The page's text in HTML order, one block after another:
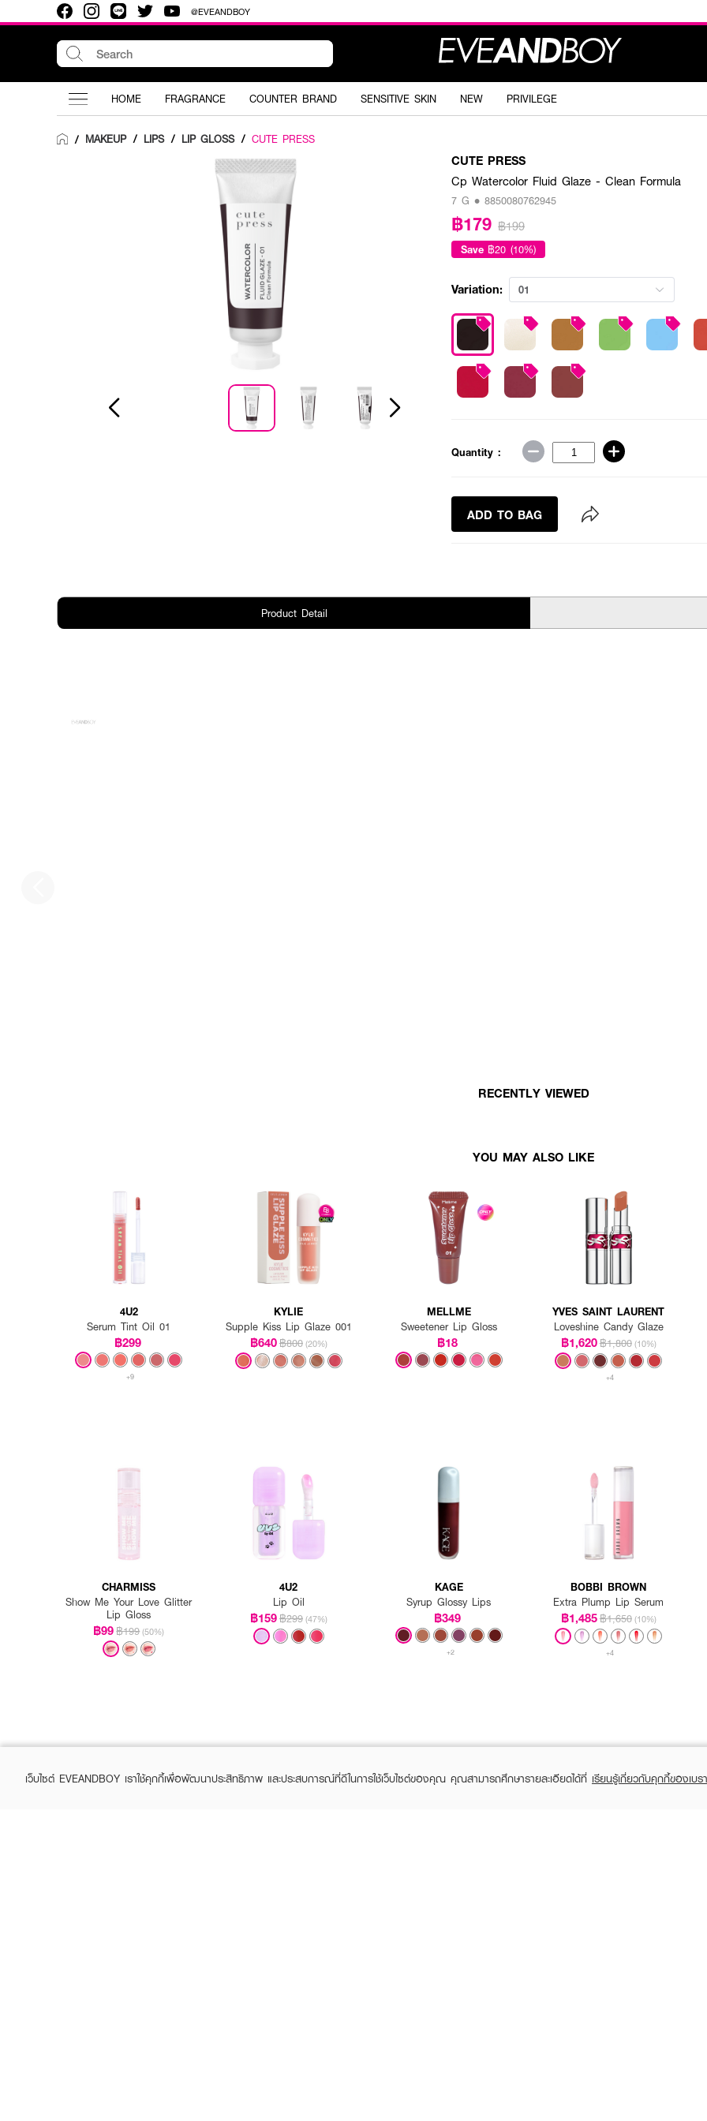
@EVEANDBOY
HOME FRAGRANCE COUNTER BRAND SENSITIVE SKIN NEW PRIVILEGE
/ MAKEUP / LIPS / LIP GLOSS / CUTE PRESS
CUTE PRESS
Cp Watercolor Fluid Glaze - Clean Formula
7 G • 8850080762945
฿179 ฿199
Save ฿20 (10%)
Variation: 01
Quantity :
ADD TO BAG
Product Detail
RECENTLY VIEWED
YOU MAY ALSO LIKE
4U2
Serum Tint Oil 01
฿299
+9
KYLIE
Supple Kiss Lip Glaze 001
฿640฿800 (20%)
MELLME
Sweetener Lip Gloss
฿18
YVES SAINT LAURENT
Loveshine Candy Glaze
฿1,620฿1,800 (10%)
+4
CHARMISS
Show Me Your Love Glitter
Lip Gloss
฿99฿199 (50%)
4U2
Lip Oil
฿159฿299 (47%)
KAGE
Syrup Glossy Lips
฿349
+2
BOBBI BROWN
Extra Plump Lip Serum
฿1,485฿1,650 (10%)
+4
เว็บไซต์ EVEANDBOY เราใช้คุกกี้เพื่อพัฒนาประสิทธิภาพ และประสบการณ์ที่ดีในการใช้เว็บไซต์ของคุณ คุณสามารถศึกษารายละเอียดได้ที่ เรียนรู้เกี่ยวกับคุกกี้ของเบร